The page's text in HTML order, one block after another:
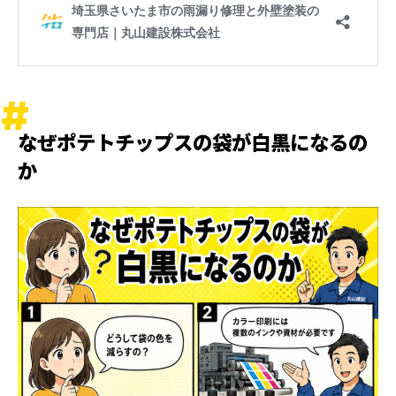
なぜポテトチップスの袋が白黒になるの
か